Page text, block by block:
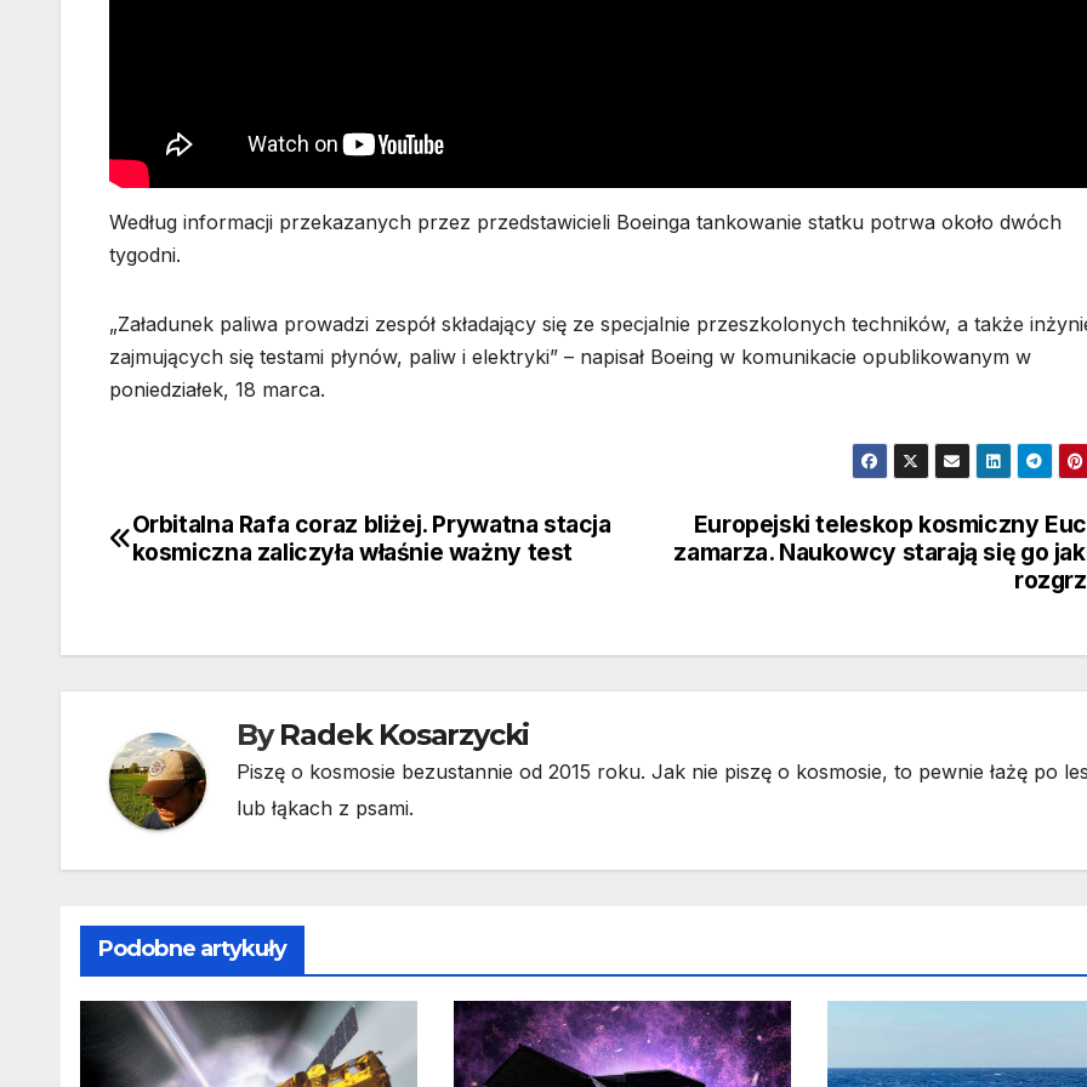
Według informacji przekazanych przez przedstawicieli Boeinga tankowanie statku potrwa około dwóch
tygodni.
„Załadunek paliwa prowadzi zespół składający się ze specjalnie przeszkolonych techników, a także
zajmujących się testami płynów, paliw i elektryki” – napisał Boeing w komunikacie opublikowanym w
poniedziałek, 18 marca.
Nawigacja
Europejski teleskop kosmiczny
zamarza. Naukowcy starają się go
Orbitalna Rafa coraz bliżej. Prywatna stacja
kosmiczna zaliczyła właśnie ważny test
ByRadek Kosarzycki
Piszę o kosmosie bezustannie od 2015 roku. Jak nie piszę o kosmosie, to pewnie łażę po
lub łąkach z psami.
Podobne artykuły